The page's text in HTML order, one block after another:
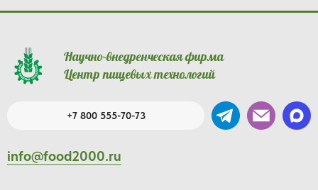
Научно-внедренческая фирма
Центр пищевых технологий
+7 800 555-70-73
info@food2000.ru